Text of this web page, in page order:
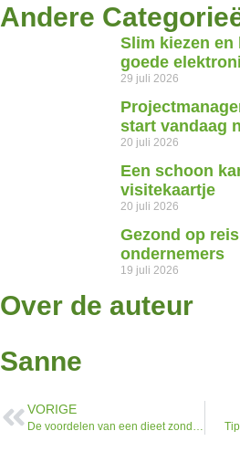
Andere
Slim kiezen
goede
29 juli 2026
start vandaag
20 juli 2026
Een schoon
visitekaartje
20 juli 2026
Gezond op
ondernemers
19 juli 2026
Over de auteur
Sanne
VORIGE
De voordelen van een dieet zonder koolhydraten